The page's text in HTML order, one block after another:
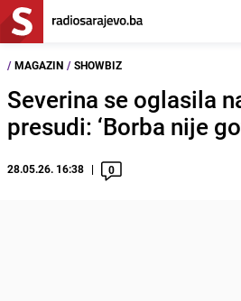
/ MAGAZIN / SHOWBIZ
Severina se oglasila
presudi: ‘Borba nije
28.05.26. 16:38 0